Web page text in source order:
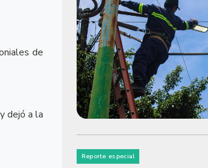
de
dejó a la
Reporte especial